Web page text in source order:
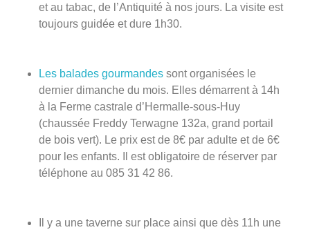
et au tabac, de l’Antiquité à nos jours. La visite est
toujours guidée et dure 1h30.
Les balades gourmandes sont organisées le
dernier dimanche du mois. Elles démarrent à 14h
à la Ferme castrale d’Hermalle-sous-Huy
(chaussée Freddy Terwagne 132a, grand portail
de bois vert). Le prix est de 8€ par adulte et de 6€
pour les enfants. Il est obligatoire de réserver par
téléphone au 085 31 42 86.
Il y a une taverne sur place ainsi que dès 11h une